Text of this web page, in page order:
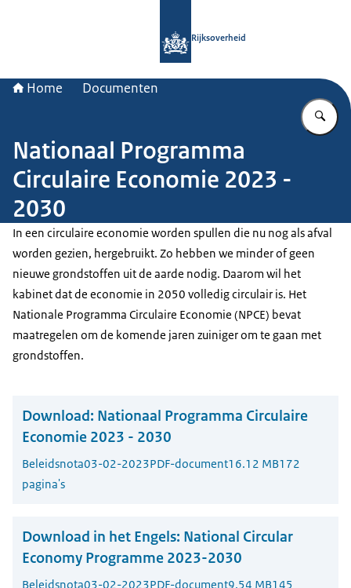
Rijksoverheid
Home Documenten
Nationaal Programma
Circulaire Economie 2023 -
2030
In een circulaire economie worden spullen die nu nog als afval
worden gezien, hergebruikt. Zo hebben we minder of geen
nieuwe grondstoffen uit de aarde nodig. Daarom wil het
kabinet dat de economie in 2050 volledig circulair is. Het
Nationale Programma Circulaire Economie (NPCE) bevat
maatregelen om de komende jaren zuiniger om te gaan met
grondstoffen.
Download: Nationaal Programma Circulaire
Economie 2023 - 2030
Beleidsnota03-02-2023PDF-document16.12 MB172
pagina's
Download in het Engels: National Circular
Economy Programme 2023-2030
Beleidsnota03-02-2023PDF-document9.54 MB145